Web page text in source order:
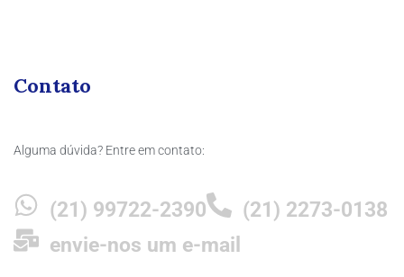
Contato
Alguma dúvida? Entre em contato:
(21) 99722-2390
(21) 2273-0138
envie-nos um e-mail